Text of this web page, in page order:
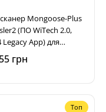
Mongoose-Plus
(ПО WiTech 2.0,
Legacy App) для
автомобилей
грн
Топ